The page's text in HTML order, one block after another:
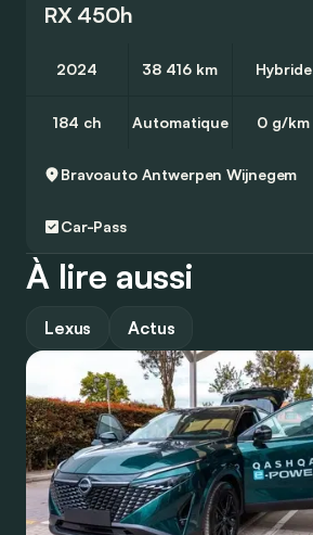
RX 450h
2024 38 416 km Hybride
184 ch Automatique 0 g/km
Bravoauto Antwerpen Wijnegem
Car-Pass
À lire aussi
Lexus Actus